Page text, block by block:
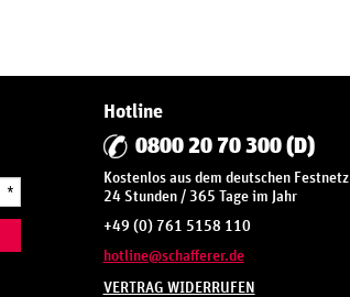
*
Hotline
0800 20 70 300 (D)
Kostenlos aus dem deutschen Festnetz
24 Stunden / 365 Tage im Jahr
+49 (0) 761 5158 110
hotline@schafferer.de
VERTRAG WIDERRUFEN